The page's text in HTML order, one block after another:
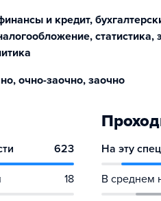
и кредит,
очно-заочно, заочно
623
18
На эту
В среднем